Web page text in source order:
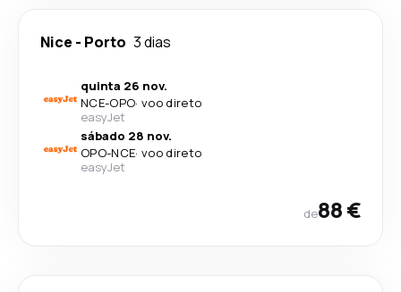
Nice - Porto 3 dias
quinta 26 nov.
NCE-OPO· voo direto
easyJet
sábado 28 nov.
OPO-NCE· voo direto
easyJet
de88 €